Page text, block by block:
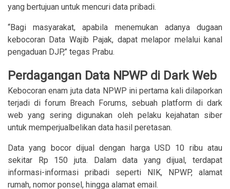
yang bertujuan untuk mencuri data pribadi.
“Bagi masyarakat, apabila menemukan adanya dugaan
kebocoran Data Wajib Pajak, dapat melapor melalui kanal
pengaduan DJP,” tegas Prabu.
Perdagangan Data NPWP di Dark Web
Kebocoran enam juta data NPWP ini pertama kali dilaporkan
terjadi di forum Breach Forums, sebuah platform di dark
web yang sering digunakan oleh pelaku kejahatan siber
untuk memperjualbelikan data hasil peretasan.
Data yang bocor dijual dengan harga USD 10 ribu atau
sekitar Rp 150 juta. Dalam data yang dijual, terdapat
informasi-informasi pribadi seperti NIK, NPWP, alamat
rumah, nomor ponsel, hingga alamat email.